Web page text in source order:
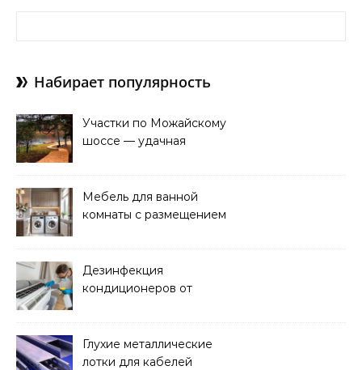
Набирает популярность
Участки по Можайскому
шоссе — удачная
Мебель для ванной
комнаты с размещением
Дезинфекция
кондиционеров от
Глухие металлические
лотки для кабелей